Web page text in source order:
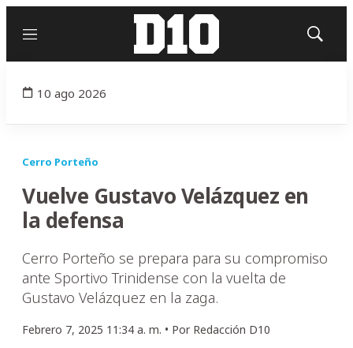
Menú
Mostrar
10 ago 2026
Cerro Porteño
Vuelve Gustavo Velázquez en
la defensa
Cerro Porteño se prepara para su compromiso
ante Sportivo Trinidense con la vuelta de
Gustavo Velázquez en la zaga.
Febrero 7, 2025 11:34 a. m. • Por Redacción D10